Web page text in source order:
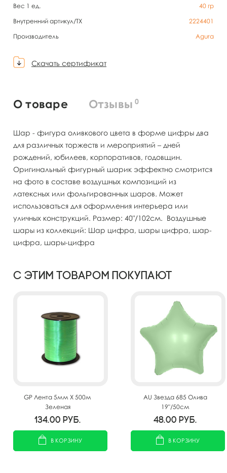
Вес 1 ед.
40 гр
Внутренний артикул/TX
2224401
Производитель
Agura
Скачать сертификат
О товаре Отзывы 0
Шар - фигура оливкового цвета в форме цифры два
для различных торжеств и мероприятий – дней
рождений, юбилеев, корпоративов, годовщин.
Оригинальный фигурный шарик эффектно смотрится
на фото в составе воздушных композиций из
латексных или фольгированных шаров. Может
использоваться для оформления интерьера или
уличных конструкций. Размер: 40"/102см. Воздушные
шары из коллекций: Шар цифра, шары цифра, шар-
цифра, шары-цифра
С этим товаром покупают
GP Лента 5мм X 500м
Зеленая
134.00 руб.
В КОРЗИНУ
AU Звезда 685 Олива
19"/50см
48.00 руб.
В КОРЗИНУ